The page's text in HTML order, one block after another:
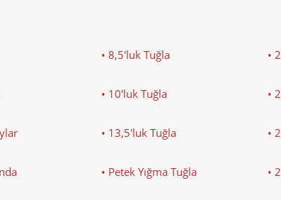
• 8,5'luk Tuğla
• 10'luk Tuğla
• 13,5'luk Tuğla
• Petek Yığma Tuğla
•
•
•
•